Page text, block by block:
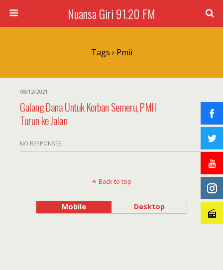
Nuansa Giri 91.20 FM
Tags › Pmii
08/12/2021
Galang Dana Untuk Korban Semeru, PMII
Turun ke Jalan
NO RESPONSES
Back to top
Mobile Desktop